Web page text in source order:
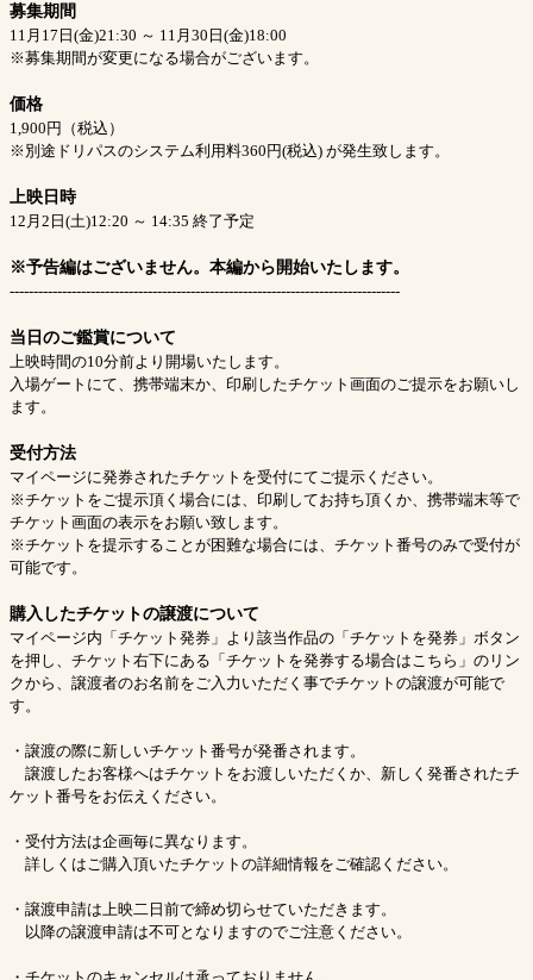
募集期間
11月17日(金)21:30 ～ 11月30日(金)18:00
※募集期間が変更になる場合がございます。
価格
1,900円（税込）
※別途ドリパスのシステム利用料360円(税込) が発生致します。
上映日時
12月2日(土)12:20 ～ 14:35 終了予定
※予告編はございません。本編から開始いたします。
----------------------------------------------------------------------------------
当日のご鑑賞について
上映時間の10分前より開場いたします。
入場ゲートにて、携帯端末か、印刷したチケット画面のご提示をお願いし
ます。
受付方法
マイページに発券されたチケットを受付にてご提示ください。
※チケットをご提示頂く場合には、印刷してお持ち頂くか、携帯端末等で
チケット画面の表示をお願い致します。
※チケットを提示することが困難な場合には、チケット番号のみで受付が
可能です。
購入したチケットの譲渡について
マイページ内「チケット発券」より該当作品の「チケットを発券」ボタン
を押し、チケット右下にある「チケットを発券する場合はこちら」のリン
クから、譲渡者のお名前をご入力いただく事でチケットの譲渡が可能で
す。
・譲渡の際に新しいチケット番号が発番されます。
譲渡したお客様へはチケットをお渡しいただくか、新しく発番されたチ
ケット番号をお伝えください。
・受付方法は企画毎に異なります。
詳しくはご購入頂いたチケットの詳細情報をご確認ください。
・譲渡申請は上映二日前で締め切らせていただきます。
以降の譲渡申請は不可となりますのでご注意ください。